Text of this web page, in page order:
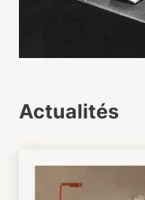
Actualités